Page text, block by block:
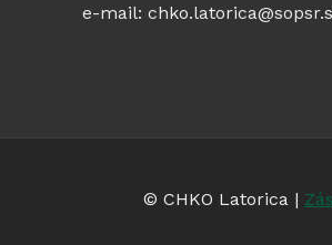
e-mail:
© CHKO Latorica |